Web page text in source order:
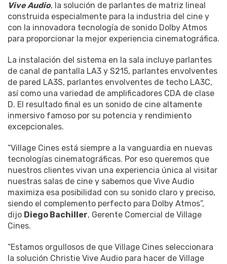
Vive Audio, la solución de parlantes de matriz lineal
construida especialmente para la industria del cine y
con la innovadora tecnología de sonido Dolby Atmos
para proporcionar la mejor experiencia cinematográfica.
La instalación del sistema en la sala incluye parlantes
de canal de pantalla LA3 y S215, parlantes envolventes
de pared LA3S, parlantes envolventes de techo LA3C,
así como una variedad de amplificadores CDA de clase
D. El resultado final es un sonido de cine altamente
inmersivo famoso por su potencia y rendimiento
excepcionales.
“Village Cines está siempre a la vanguardia en nuevas
tecnologías cinematográficas. Por eso queremos que
nuestros clientes vivan una experiencia única al visitar
nuestras salas de cine y sabemos que Vive Audio
maximiza esa posibilidad con su sonido claro y preciso,
siendo el complemento perfecto para Dolby Atmos”,
dijo Diego Bachiller, Gerente Comercial de Village
Cines.
“Estamos orgullosos de que Village Cines seleccionara
la solución Christie Vive Audio para hacer de Village